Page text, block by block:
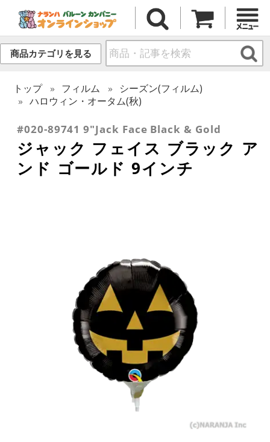
商品カテゴリを見る
トップ フィルム
シーズン(フィルム)
ハロウィン・オータム(秋)
#020-89741 9"Jack Face Black & Gold
ジャック フェイス ブラック ア
ンド ゴールド 9インチ